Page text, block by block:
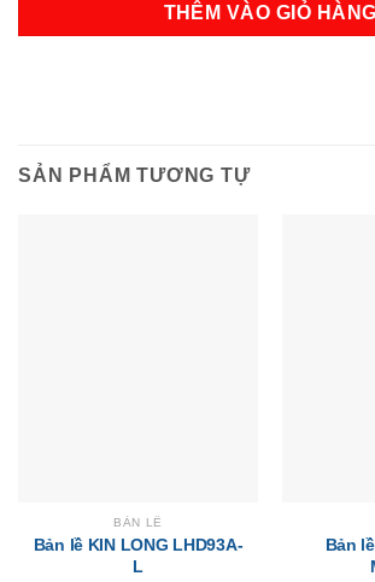
THÊM VÀO GIỎ HÀNG
SẢN PHẨM TƯƠNG TỰ
BẢN LỀ
Bản lề KIN LONG LHD93A-
L
Bản